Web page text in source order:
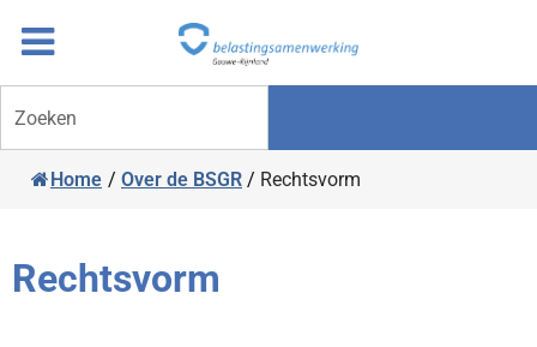
naar
inhoud
door
naar
navigatie
Zoeken
Home / Over de BSGR / Rechtsvorm
Rechtsvorm